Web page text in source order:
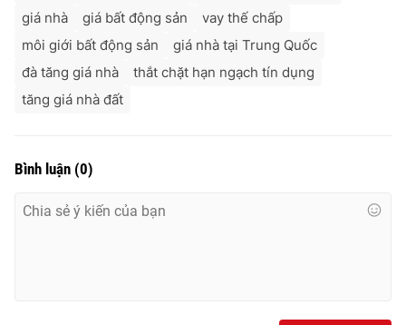
giá nhà
giá bất động sản
vay thế chấp
môi giới bất động sản
giá nhà tại Trung Quốc
đà tăng giá nhà
thắt chặt hạn ngạch tín dụng
tăng giá nhà đất
Bình luận (0)